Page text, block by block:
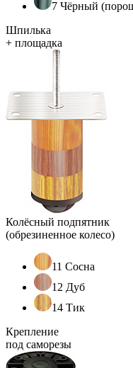
7 Чёрный
Шпилька
+ площадка
Колёсный подпятник
(обрезиненное колесо)
11 Сосна
12 Дуб
14 Тик
Крепление
под саморезы